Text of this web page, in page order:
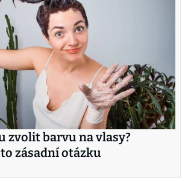
zvolit barvu na vlasy?
zásadní otázku